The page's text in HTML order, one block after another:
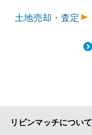
土地売却・査定
リビンマッチについて